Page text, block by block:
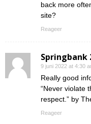
back more
site?
Reageer
Springbank
9 juni 2022 at 4:30
Really good
“Never violate
respect.” by
Reageer